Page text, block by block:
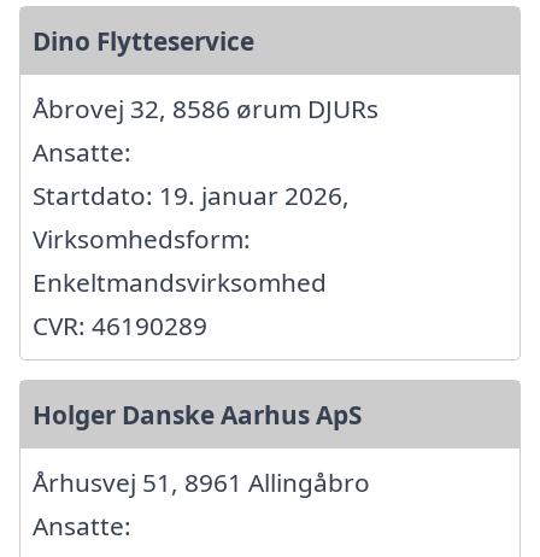
Dino Flytteservice
Åbrovej 32, 8586 ørum DJURs
Ansatte:
Startdato: 19. januar 2026,
Virksomhedsform:
Enkeltmandsvirksomhed
CVR: 46190289
Holger Danske Aarhus ApS
Århusvej 51, 8961 Allingåbro
Ansatte: